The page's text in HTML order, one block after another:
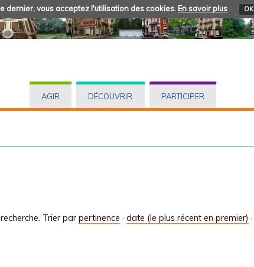
dernier, vous acceptez l'utilisation des cookies. En savoir plus OK
AGIR DÉCOUVRIR PARTICIPER
Trier par pertinence · date (le plus récent en premier) ·